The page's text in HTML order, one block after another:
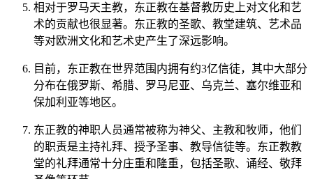
相对于罗马天主教，东正教在基督教历史上对文化和艺
术的贡献也很显著。东正教的圣歌、教堂建筑、艺术品
等对欧洲文化和艺术史产生了深远影响。
目前，东正教在世界范围内拥有约3亿信徒，其中大部分
分布在俄罗斯、希腊、罗马尼亚、乌克兰、塞尔维亚和
保加利亚等地区。
东正教的神职人员通常被称为神父、主教和牧师，他们
的职责是主持礼拜、授予圣事、教导信徒等。东正教教
堂的礼拜通常十分庄重和隆重，包括圣歌、诵经、敬拜